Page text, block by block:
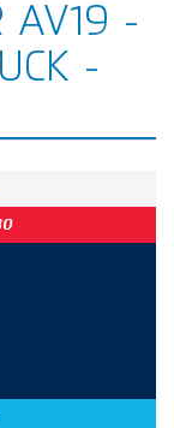
AV19 -
-